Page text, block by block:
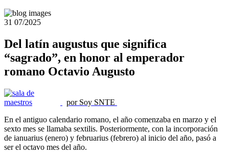
31 07/2025
Del latín augustus que significa
“sagrado”, en honor al emperador
romano Octavio Augusto
por Soy SNTE
En el antiguo calendario romano, el año comenzaba en marzo y el
sexto mes se llamaba sextilis. Posteriormente, con la incorporación
de ianuarius (enero) y februarius (febrero) al inicio del año, pasó a
ser el octavo mes del año.